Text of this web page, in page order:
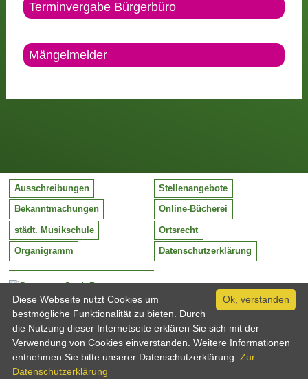
Terminvergabe Bürgerbüro
Mängelmelder
Stadt Barntrup
Mittelstraße 38
32683 Barntrup
Tel:
Email:
05263 / 409-0
info@barntrup.de
Ausschreibungen Stellenangebote
Bekanntmachungen Online-Bücherei
städt. Musikschule Ortsrecht
Organigramm Datenschutzerklärung
Ok, verstanden
Diese Webseite nutzt Cookies um
bestmögliche Funktionalität zu bieten. Durch
die Nutzung dieser Internetseite erklären Sie sich mit der
Verwendung von Cookies einverstanden. Weitere Informationen
entnehmen Sie bitte unserer Datenschutzerklärung. Zur
Datenschutzerklärung